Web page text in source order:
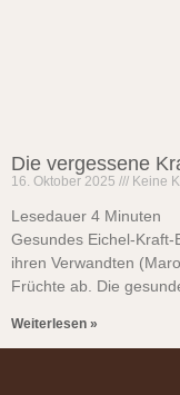
Die vergessene
16. Oktober 2025 Keine
Lesedauer 4 Minuten
Gesundes Eichel-
ihren Verwandten
Früchte ab. Die
Weiterlesen »